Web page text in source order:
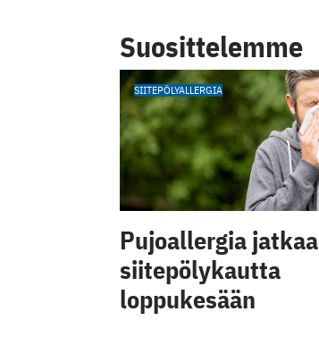
Suosittelemme
SIITEPÖLYALLERGIA
Pujoallergia jatkaa
siitepölykautta
loppukesään